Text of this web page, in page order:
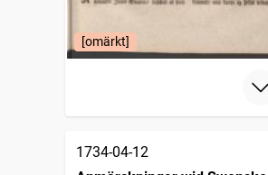
[omärkt]
1734-04-12